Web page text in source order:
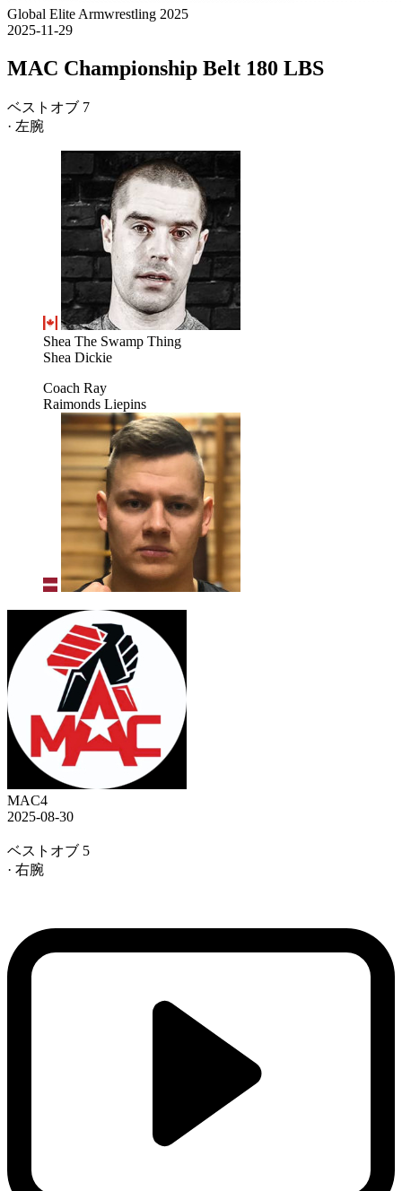
Global Elite Armwrestling 2025
2025-11-29
MAC Championship Belt 180 LBS
ベストオブ 7
· 左腕
Shea The Swamp Thing
Shea Dickie
Coach Ray
Raimonds Liepins
MAC4
2025-08-30
ベストオブ 5
· 右腕